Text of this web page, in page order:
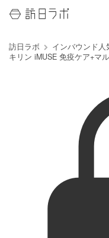
訪日ラボ インバウンド人
キリン iMUSE 免疫ケア+マ